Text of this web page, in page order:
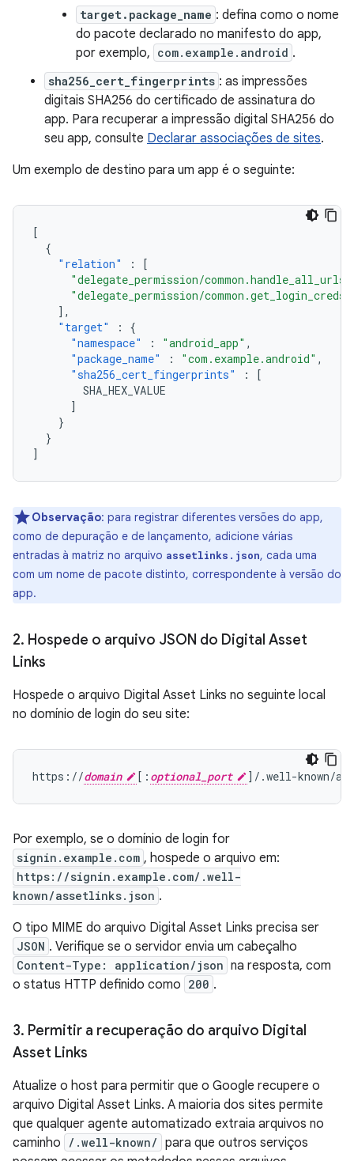
target.package_name : defina como o nome
do pacote declarado no manifesto do app,
por exemplo, com.example.android .
sha256_cert_fingerprints : as impressões
digitais SHA256 do certificado de assinatura do
app. Para recuperar a impressão digital SHA256 do
seu app, consulte Declarar associações de sites.
Um exemplo de destino para um app é o seguinte:
[
{
"relation"
:
[
"delegate_permission/common.handle_all_urls"
"delegate_permission/common.get_login_creds"
],
"target"
:
{
"namespace"
: "android_app" ,
"package_name"
: "com.example.android" ,
"sha256_cert_fingerprints"
:
[
SHA_HEX_VALUE
]
}
}
]
Observação: para registrar diferentes versões do app,
como de depuração e de lançamento, adicione várias
entradas à matriz no arquivo assetlinks.json, cada uma
com um nome de pacote distinto, correspondente à versão do
app.
2. Hospede o arquivo JSON do Digital Asset
Links
Hospede o arquivo Digital Asset Links no seguinte local
no domínio de login do seu site:
https://domain [: optional_port
Por exemplo, se o domínio de login for
signin.example.com , hospede o arquivo em:
https://signin.example.com/.well-
known/assetlinks.json .
O tipo MIME do arquivo Digital Asset Links precisa ser
JSON . Verifique se o servidor envia um cabeçalho
Content-Type: application/json na resposta, com
o status HTTP definido como 200 .
3. Permitir a recuperação do arquivo Digital
Asset Links
Atualize o host para permitir que o Google recupere o
arquivo Digital Asset Links. A maioria dos sites permite
que qualquer agente automatizado extraia arquivos no
caminho
/.well-known/ para que outros serviços